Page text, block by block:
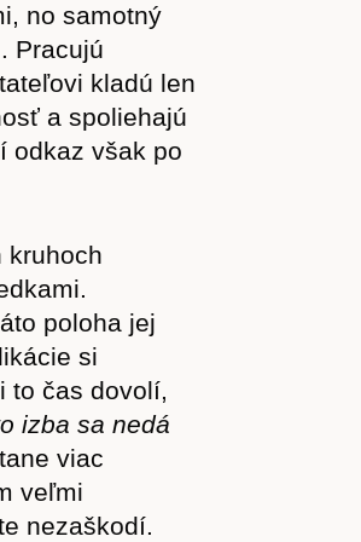
Akce
no samotný
Pracujú
kladú len
a spoliehajú
odkaz však po
kruhoch
poloha jej
si
to čas dovolí,
izba sa nedá
viac
veľmi
nezaškodí.